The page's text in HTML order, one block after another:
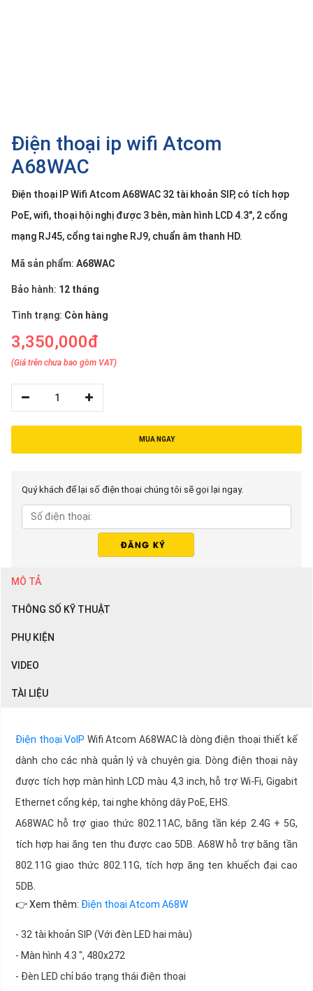
Điện thoại ip wifi Atcom
A68WAC
Điện thoại IP Wifi Atcom A68WAC 32 tài khoản SIP, có tích hợp
PoE, wifi, thoại hội nghị được 3 bên, màn hình LCD 4.3″, 2 cổng
mạng RJ45, cổng tai nghe RJ9, chuẩn âm thanh HD.
Mã sản phẩm: A68WAC
Bảo hành: 12 tháng
Tình trạng: Còn hàng
3,350,000đ
(Giá trên chưa bao gồm VAT)
1
MUA NGAY
Quý khách để lại số điện thoại chúng tôi sẽ gọi lại ngay.
MÔ TẢ
THÔNG SỐ KỸ THUẬT
PHỤ KIỆN
VIDEO
TÀI LIỆU
Điện thoại VoIP Wifi Atcom A68WAC là dòng điện thoại thiết kế
dành cho các nhà quản lý và chuyên gia. Dòng điện thoại này
được tích hợp màn hình LCD màu 4,3 inch, hỗ trợ Wi-Fi, Gigabit
Ethernet cổng kép, tai nghe không dây PoE, EHS.
A68WAC hỗ trợ giao thức 802.11AC, băng tần kép 2.4G + 5G,
tích hợp hai ăng ten thu được cao 5DB. A68W hỗ trợ băng tần
802.11G giao thức 802.11G, tích hợp ăng ten khuếch đại cao
5DB.
👉 Xem thêm: Điện thoại Atcom A68W
- 32 tài khoản SIP (Với đèn LED hai màu)
- Màn hình 4.3 ", 480x272
- Đèn LED chỉ báo trạng thái điện thoại
pháp
Dịch
vụ
Hỗ
Tin
tức
Liên
thiệu
NGÔN
việt